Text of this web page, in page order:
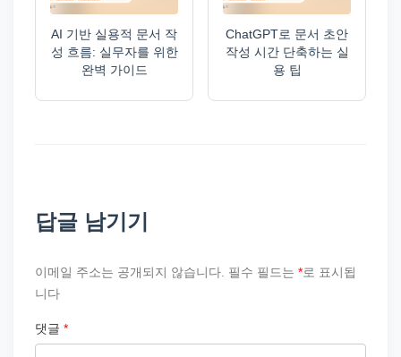
AI 기반 실용적 문서 작
성 흐름: 실무자를 위한
완벽 가이드
ChatGPT로 문서 초안
작성 시간 단축하는 실
용 팁
답글 남기기
이메일 주소는 공개되지 않습니다. 필수 필드는 *로 표시됩
니다
댓글 *